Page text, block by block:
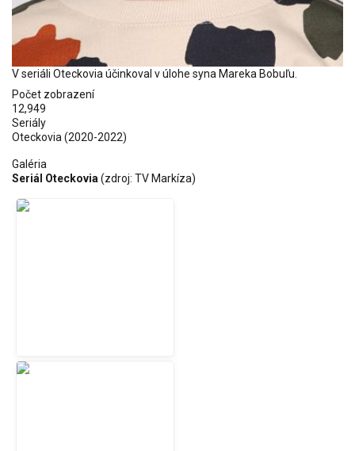
V seriáli Oteckovia účinkoval v úlohe syna Mareka Bobuľu.
Počet zobrazení
12,949
Seriály
Oteckovia (2020-2022)
Galéria
Seriál Oteckovia (zdroj: TV Markíza)